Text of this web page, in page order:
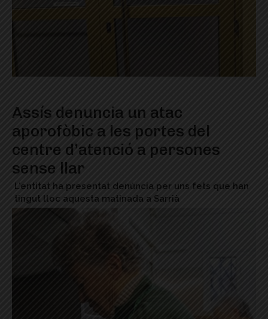
Assís denuncia un atac
aporofòbic a les portes del
centre d’atenció a persones
sense llar
L'entitat ha presentat denúncia per uns fets que han
tingut lloc aquesta matinada a Sarrià